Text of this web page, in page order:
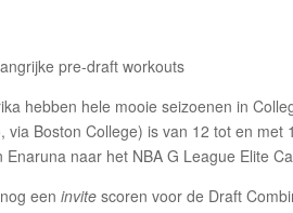
hebben hele mooie seizoenen in
Boston College) is van 12 tot en
naar het NBA G League Elite
eeninvite scoren voor de Draft